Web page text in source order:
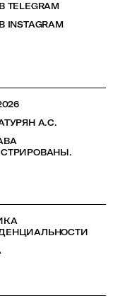
А.С.